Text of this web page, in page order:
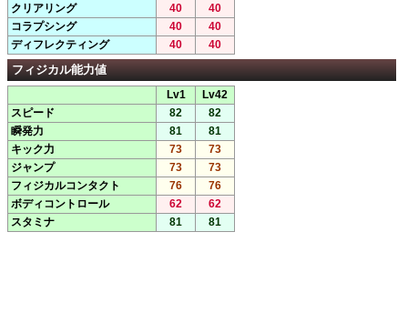
クリアリング 40
40
コラプシング
40
40
ディフレクティング
40 40
フィジカル能力値
Lv1
Lv42
スピード
82
82
瞬発力
81
81
キック力
73
73
ジャンプ
73
73
フィジカルコンタクト
76
76
ボディコントロール
62
62
スタミナ
81 81